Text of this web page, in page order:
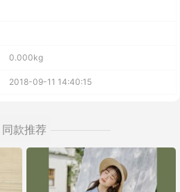
0.000kg
2018-09-11 14:40:15
同款推荐